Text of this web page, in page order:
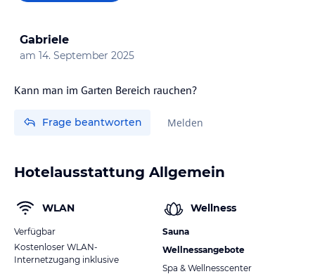
Gabriele
am 14. September 2025
Kann man im Garten Bereich rauchen?
Frage beantworten Melden
Hotelausstattung Allgemein
WLAN
Verfügbar
Kostenloser WLAN-
Internetzugang inklusive
Wellness
Sauna
Wellnessangebote
Spa & Wellnesscenter